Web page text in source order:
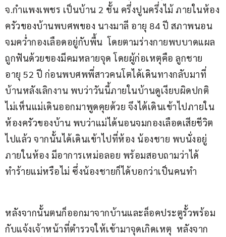
จ.กำแพงเพชร เป็นบ้าน 2 ชั้น ครึ่งปูนครึ่งไม้ ภายในห้อง
ครัวของบ้านพบศพของ นางมาลี อายุ 84 ปี สภาพนอน
จมคว่ำกองเลือดอยู่กับพื้น  โดยตามร่างกายพบบาดแผล
ถูกฟันด้วยของมีคมหลายจุด โดยผู้ก่อเหตุคือ ลูกชาย
อายุ 52 ปี ก่อนพบศพพี่สาวคนโตได้เดินทางกลับมาที่
บ้านหลังเลิกงาน พบว่าวันนี้ภายในบ้านดูเงียบผิดปกติ
ไม่เห็นแม่เดินออกมาพูดคุยด้วย จึงได้เดินเข้าไปภายใน
ห้องครัวของบ้าน พบว่าแม่ได้นอนจมกองเลือดเสียชีวิต
ไปแล้ว จากนั้นได้เดินเข้าไปที่ห้อง น้องชาย พบนั่งอยู่
ภายในห้อง มีอาการเหม่อลอย พร้อมสอบถามว่าได้
ทำร้ายแม่หรือไม่ ซึ่งน้องชายก็ได้บอกว่าเป็นคนทำ
หลังจากนั้นตนก็ออกมาจากบ้านและล็อคประตูรั้วพร้อม
กับแจ้งเจ้าหน้าที่ตำรวจให้เข้ามาจุดเกิดเหตุ  หลังจาก